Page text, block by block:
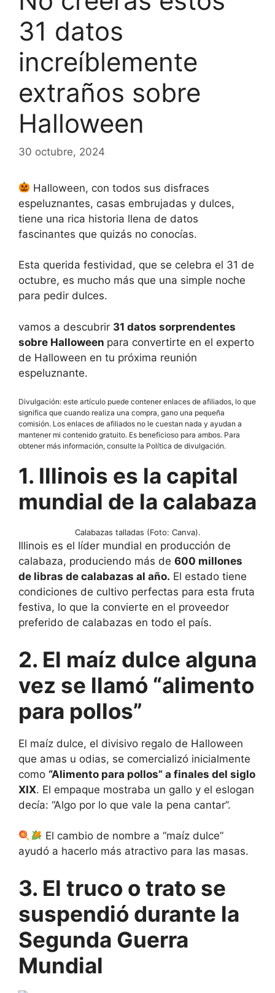
31 datos
increíblemente
extraños sobre
Halloween
30 octubre, 2024
Halloween, con todos sus disfraces
espeluznantes, casas embrujadas y dulces,
tiene una rica historia llena de datos
fascinantes que quizás no conocías.
Esta querida festividad, que se celebra el 31 de
octubre, es mucho más que una simple noche
para pedir dulces.
vamos a descubrir 31 datos sorprendentes
sobre Halloween para convertirte en el experto
de Halloween en tu próxima reunión
espeluznante.
Divulgación: este artículo puede contener enlaces de afiliados, lo que
significa que cuando realiza una compra, gano una pequeña
comisión. Los enlaces de afiliados no le cuestan nada y ayudan a
mantener mi contenido gratuito. Es beneficioso para ambos. Para
obtener más información, consulte la Política de divulgación.
1. Illinois es la capital
mundial de la calabaza
Calabazas talladas (Foto: Canva).
Illinois es el líder mundial en producción de
calabaza, produciendo más de 600 millones
de libras de calabazas al año. El estado tiene
condiciones de cultivo perfectas para esta fruta
festiva, lo que la convierte en el proveedor
preferido de calabazas en todo el país.
2. El maíz dulce alguna
vez se llamó “alimento
para pollos”
El maíz dulce, el divisivo regalo de Halloween
que amas u odias, se comercializó inicialmente
como “Alimento para pollos” a finales del siglo
XIX. El empaque mostraba un gallo y el eslogan
decía: “Algo por lo que vale la pena cantar”.
El cambio de nombre a “maíz dulce”
ayudó a hacerlo más atractivo para las masas.
3. El truco o trato se
suspendió durante la
Segunda Guerra
Mundial